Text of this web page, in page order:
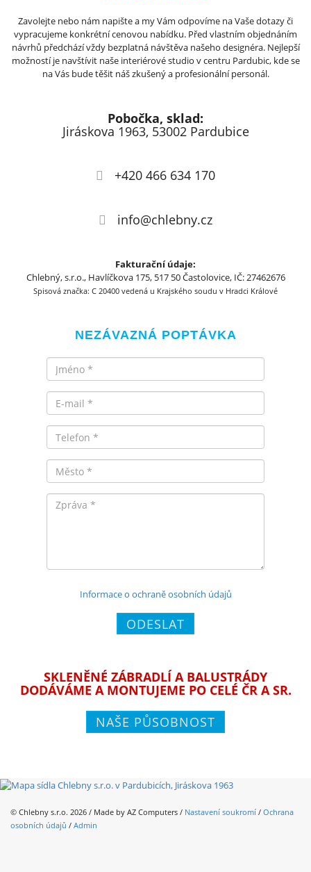
Zavolejte nebo nám napište a my Vám odpovíme na Vaše dotazy či
vypracujeme konkrétní cenovou nabídku. Před vlastním objednáním
návrhů předchází vždy bezplatná návštěva našeho designéra. Nejlepší
možností je navštívit naše interiérové studio v centru Pardubic, kde se
na Vás bude těšit náš zkušený a profesionální personál.
Pobočka, sklad:
Jiráskova 1963, 53002 Pardubice
+420 466 634 170
info@chlebny.cz
Fakturační údaje:
Chlebný, s.r.o., Havlíčkova 175, 517 50 Častolovice, IČ: 27462676
Spisová značka: C 20400 vedená u Krajského soudu v Hradci Králové
NEZÁVAZNÁ POPTÁVKA
Informace o ochraně osobních údajů
ODESLAT
SKLENĚNÉ ZÁBRADLÍ A BALUSTRÁDY
DODÁVÁME A MONTUJEME PO CELÉ ČR A SR.
NAŠE PŮSOBNOST
© Chlebny s.r.o. 2026 / Made by AZ Computers / Nastavení soukromí / Ochrana
osobních údajů / Admin